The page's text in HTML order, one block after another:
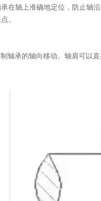
在轴上准确地定位，防止轴
。
轴承的轴向移动。轴肩可以